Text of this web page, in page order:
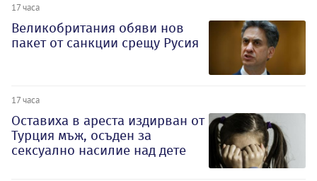
17 часа
Великобритания обяви нов
пакет от санкции срещу Русия
17 часа
Оставиха в ареста издирван от
Турция мъж, осъден за
сексуално насилие над дете